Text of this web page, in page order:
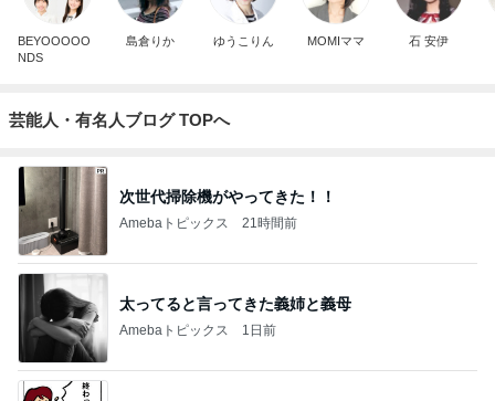
BEYOOOOO
NDS
島倉りか ゆうこりん MOMIママ 石 安伊
芸能人・有名人ブログ TOPへ
次世代掃除機がやってきた！！
Amebaトピックス 21時間前
太ってると言ってきた義姉と義母
Amebaトピックス 1日前